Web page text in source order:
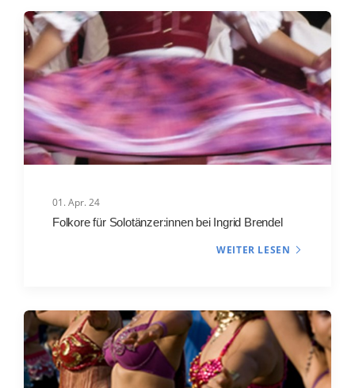
01. Apr. 24
Folkore für Solotänzer:innen bei Ingrid Brendel
WEITER LESEN